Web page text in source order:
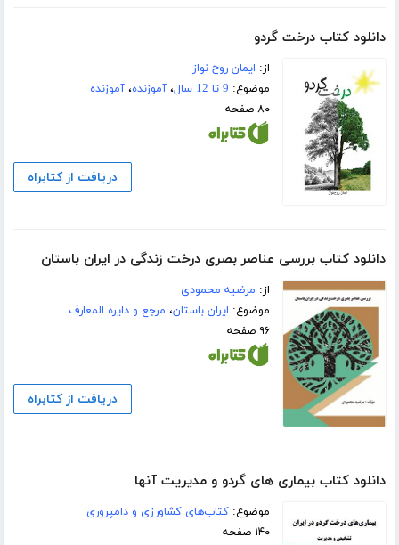
دانلود کتاب درخت گردو
از: ایمان روح نواز
موضوع: 9 تا 12 سال ،آموزنده،آموزنده
۸۰ صفحه
دریافت از کتابراه
دانلود کتاب بررسی عناصر بصری درخت زندگی در ایران باستان
از: مرضیه محمودی
موضوع: ایران باستان، مرجع و دایره المعارف
۹۶ صفحه
دریافت از کتابراه
دانلود کتاب بیماری های گردو و مدیریت آنها
موضوع:کتاب‌های کشاورزی و دامپروری
۱۴۰ صفحه